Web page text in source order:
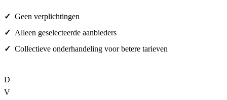
Geen verplichtingen
Alleen geselecteerde aanbieders
Collectieve onderhandeling voor betere tarieven
D
V